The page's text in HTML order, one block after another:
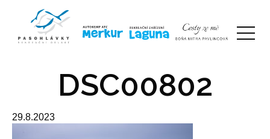
DSC00802
29.8.2023